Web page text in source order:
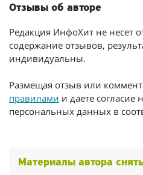
Отзывы об авторе
Редакция ИнфоХит не несет
содержание отзывов,
индивидуальны.
Размещая отзыв или
правилами и даете согласие
персональных данных в
Материалы автора